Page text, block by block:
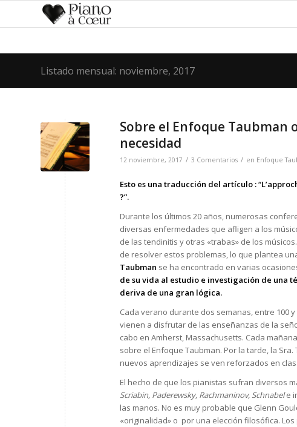
Listado mensual: noviembre, 2017
Sobre el Enfoque Taubman
necesidad
12 noviembre, 2017 / 3 Comentarios / en Enfoque
Esto es una traducción del artículo :
?”.
Durante los últimos 20 años, numerosas
diversas enfermedades que afligen a los
de las tendinitis y otras «trabas» de los
de resolver estos problemas, lo que plantea
Taubman se ha encontrado en varias
de su vida al estudio e investigación de una
deriva de una gran lógica.
Cada verano durante dos semanas, entre 100
vienen a disfrutar de las enseñanzas de la
cabo en Amherst, Massachusetts. Cada
sobre el Enfoque Taubman. Por la tarde, la
nuevos aprendizajes se ven reforzados en
El hecho de que los pianistas sufran diversos
Scriabin, Paderewsky, Rachmaninov, Schnabele
las manos. No es muy probable que Glenn
«originalidad» o por una elección filosófica.